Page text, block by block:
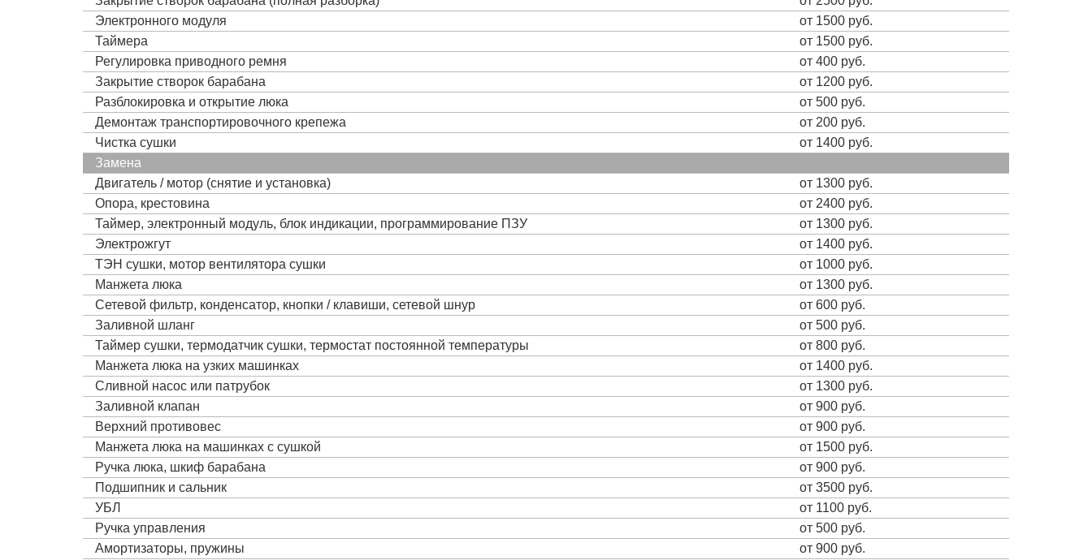
Электронного модуля
от 1500 руб.
Таймера
от 1500 руб.
Регулировка приводного ремня
от 400 руб.
Закрытие створок барабана
от 1200 руб.
Разблокировка и открытие люка
от 500 руб.
Демонтаж транспортировочного крепежа
от 200 руб.
Чистка сушки
от 1400 руб.
Замена
Двигатель / мотор (снятие и установка)
от 1300 руб.
Опора, крестовина
от 2400 руб.
Таймер, электронный модуль, блок индикации, программирование ПЗУ
от 1300 руб.
Электрожгут
от 1400 руб.
ТЭН сушки, мотор вентилятора сушки
от 1000 руб.
Манжета люка
от 1300 руб.
Сетевой фильтр, конденсатор, кнопки / клавиши, сетевой шнур
от 600 руб.
Заливной шланг
от 500 руб.
Таймер сушки, термодатчик сушки, термостат постоянной температуры
от 800 руб.
Манжета люка на узких машинках
от 1400 руб.
Сливной насос или патрубок
от 1300 руб.
Заливной клапан
от 900 руб.
Верхний противовес
от 900 руб.
Манжета люка на машинках с сушкой
от 1500 руб.
Ручка люка, шкиф барабана
от 900 руб.
Подшипник и сальник
от 3500 руб.
УБЛ
от 1100 руб.
Ручка управления
от 500 руб.
Амортизаторы, пружины
от 900 руб.